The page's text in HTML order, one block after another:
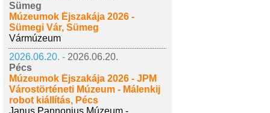
Sümeg
Múzeumok Éjszakája 2026 -
Sümegi Vár, Sümeg
Vármúzeum
2026.06.20. - 2026.06.20.
Pécs
Múzeumok Éjszakája 2026 - JPM
Várostörténeti Múzeum - Málenkij
robot kiállítás, Pécs
Janus Pannonius Múzeum -